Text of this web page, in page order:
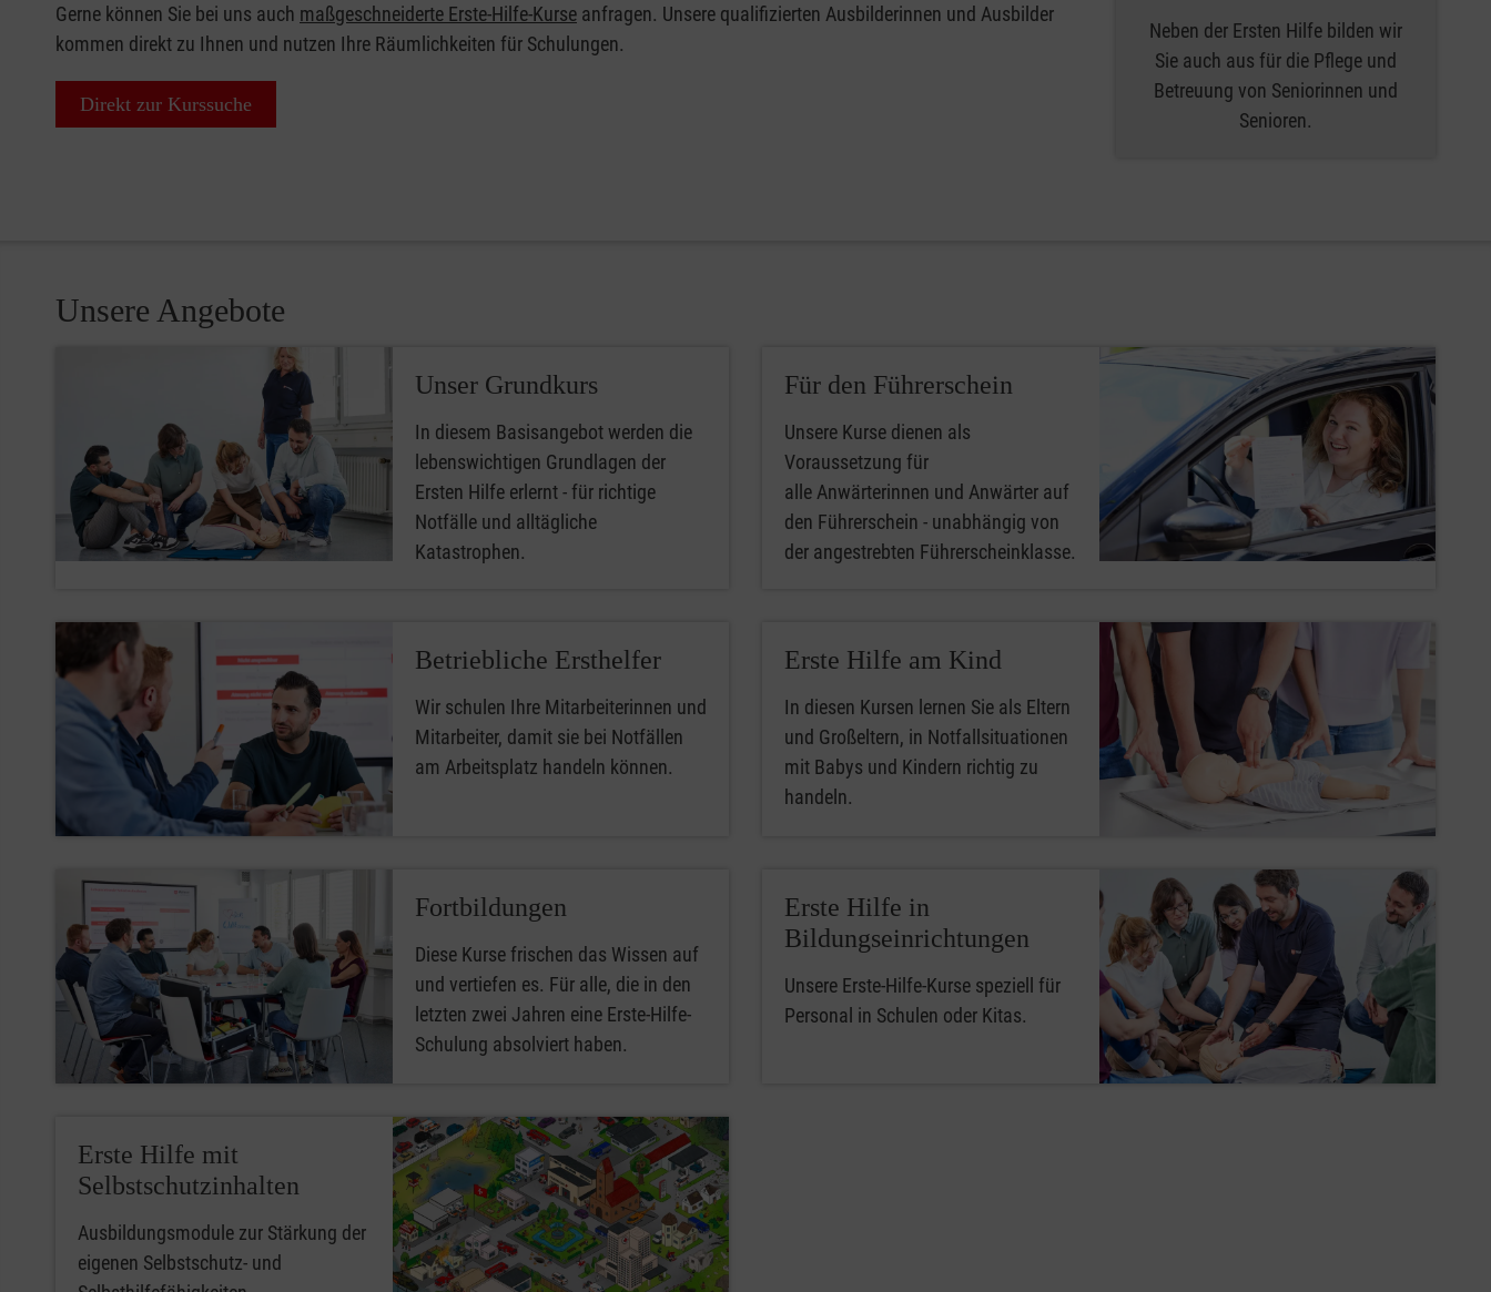
Gerne können Sie bei uns auch maßgeschneiderte Erste-Hilfe-Kurse anfragen. Unsere qualifizierten Ausbilderinnen und Ausbilder
kommen direkt zu Ihnen und nutzen Ihre Räumlichkeiten für Schulungen.
Direkt zur Kurssuche
Neben der Ersten Hilfe bilden wir
Sie auch aus für die Pflege und
Betreuung von Seniorinnen und
Senioren.
Unsere Angebote
Unser Grundkurs
In diesem Basisangebot werden die
lebenswichtigen Grundlagen der
Ersten Hilfe erlernt - für richtige
Notfälle und alltägliche
Katastrophen.
Für den Führerschein
Unsere Kurse dienen als
Voraussetzung für
alle Anwärterinnen und Anwärter auf
den Führerschein - unabhängig von
der angestrebten Führerscheinklasse.
Betriebliche Ersthelfer
Wir schulen Ihre Mitarbeiterinnen und
Mitarbeiter, damit sie bei Notfällen
am Arbeitsplatz handeln können.
Erste Hilfe am Kind
In diesen Kursen lernen Sie als Eltern
und Großeltern, in Notfallsituationen
mit Babys und Kindern richtig zu
handeln.
Fortbildungen
Diese Kurse frischen das Wissen auf
und vertiefen es. Für alle, die in den
letzten zwei Jahren eine Erste-Hilfe-
Schulung absolviert haben.
Erste Hilfe in
Bildungseinrichtungen
Unsere Erste-Hilfe-Kurse speziell für
Personal in Schulen oder Kitas.
Erste Hilfe mit
Selbstschutzinhalten
Ausbildungsmodule zur Stärkung der
eigenen Selbstschutz- und